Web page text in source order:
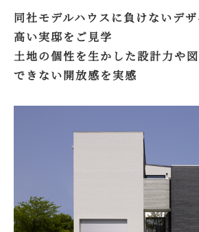
同社モデルハウスに負けないデ
高い実邸をご見学
土地の個性を生かした設計力や
できない開放感を実感